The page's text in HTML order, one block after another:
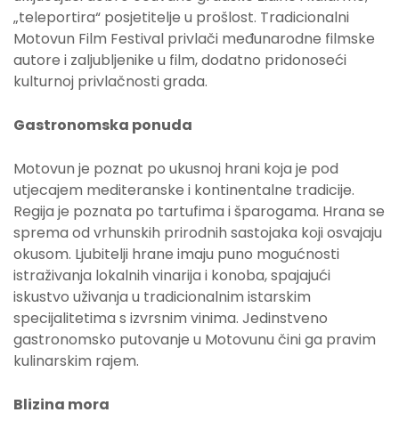
„teleportira“ posjetitelje u prošlost. Tradicionalni
Motovun Film Festival privlači međunarodne filmske
autore i zaljubljenike u film, dodatno pridonoseći
kulturnoj privlačnosti grada.
Gastronomska ponuda
Motovun je poznat po ukusnoj hrani koja je pod
utjecajem mediteranske i kontinentalne tradicije.
Regija je poznata po tartufima i šparogama. Hrana se
sprema od vrhunskih prirodnih sastojaka koji osvajaju
okusom. Ljubitelji hrane imaju puno mogućnosti
istraživanja lokalnih vinarija i konoba, spajajući
iskustvo uživanja u tradicionalnim istarskim
specijalitetima s izvrsnim vinima. Jedinstveno
gastronomsko putovanje u Motovunu čini ga pravim
kulinarskim rajem.
Blizina mora